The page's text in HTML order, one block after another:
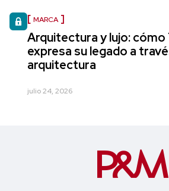
MARCA
Arquitectura y lujo: cómo
expresa su legado a
arquitectura
julio 24, 2026